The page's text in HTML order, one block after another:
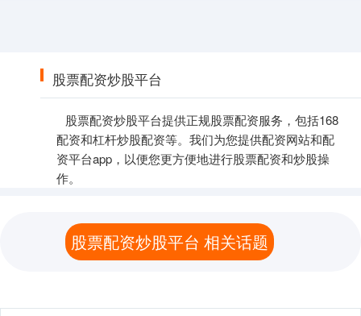
股票配资炒股平台
股票配资炒股平台提供正规股票配资服务，包括168
配资和杠杆炒股配资等。我们为您提供配资网站和配
资平台app，以便您更方便地进行股票配资和炒股操
作。
股票配资炒股平台 相关话题